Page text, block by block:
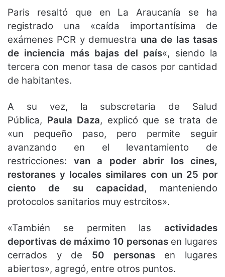
Paris resaltó que en La Araucanía se ha
registrado una «caída importantísima de
exámenes PCR y demuestra una de las tasas
de inciencia más bajas del país«, siendo la
tercera con menor tasa de casos por cantidad
de habitantes.
A su vez, la subscretaria de Salud
Pública, Paula Daza, explicó que se trata de
«un pequeño paso, pero permite seguir
avanzando en el levantamiento de
restricciones: van a poder abrir los cines,
restoranes y locales similares con un 25 por
ciento de su capacidad, manteniendo
protocolos sanitarios muy estrcitos».
«También se permiten las actividades
deportivas de máximo 10 personasen lugares
cerrados y de 50 personasen lugares
abiertos», agregó, entre otros puntos.